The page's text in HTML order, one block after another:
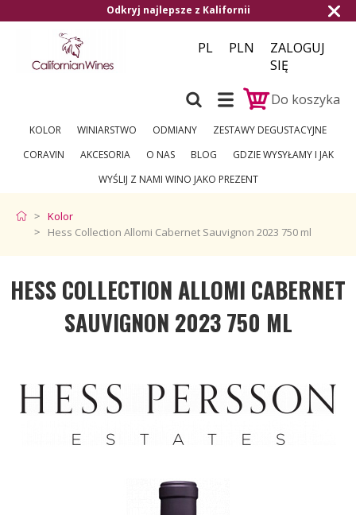
Odkryj najlepsze z Kalifornii
PL PLN
ZALOGUJ
SIĘ
Do koszyka
KOLOR WINIARSTWO ODMIANY
ZESTAWY DEGUSTACYJNE
CORAVIN
AKCESORIA O NAS BLOG
GDZIE WYSYŁAMY I JAK
WYŚLIJ Z NAMI WINO JAKO PREZENT
Kolor
Hess Collection Allomi Cabernet Sauvignon 2023 750 ml
HESS COLLECTION ALLOMI CABERNET
SAUVIGNON 2023 750 ML